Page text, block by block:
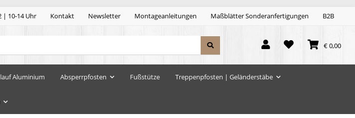
| 10-14 Uhr Kontakt Newsletter Montageanleitungen Maßblätter Sonderanfertigungen B2B
€ 0,00
Aluminium Absperrpfosten Fußstütze Treppenpfosten | Geländerstäbe